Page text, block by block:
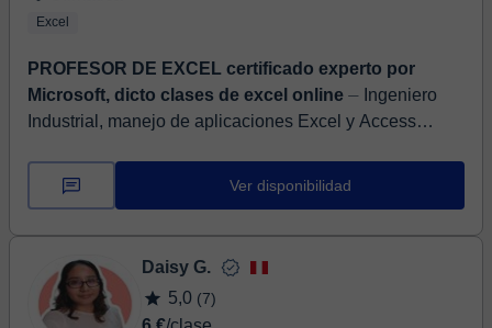
Excel
PROFESOR DE EXCEL certificado experto por
Microsoft, dicto clases de excel online ⏤ Ingeniero
Industrial, manejo de aplicaciones Excel y Access
certificado por Microsoft como office speci...
Ver disponibilidad
Daisy G.
5,0 (7)